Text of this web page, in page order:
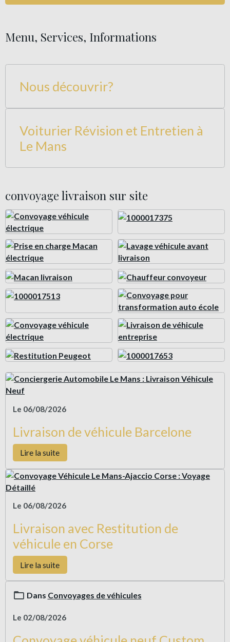
Menu, Services, Informations
Nous découvrir?
Voiturier Révision et Entretien à
Le Mans
convoyage livraison sur site
Le 06/08/2026
Livraison de véhicule Barcelone
Lire la suite
Le 06/08/2026
Livraison avec Restitution de
véhicule en Corse
Lire la suite
Dans Convoyages de véhicules
Le 02/08/2026